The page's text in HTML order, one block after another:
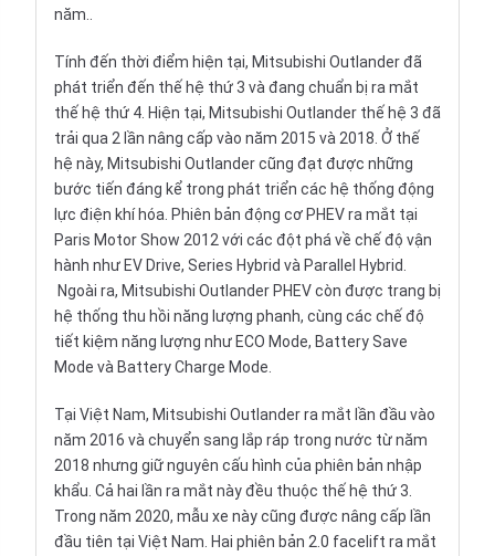
năm..
Tính đến thời điểm hiện tại, Mitsubishi Outlanderđã
phát triển đến thế hệ thứ 3 và đang chuẩn bị ra mắt
thế hệ thứ 4. Hiện tại, Mitsubishi Outlander thế hệ 3 đã
trải qua 2 lần nâng cấp vào năm 2015 và 2018. Ở thế
hệ này, Mitsubishi Outlander cũng đạt được những
bước tiến đáng kể trong phát triển các hệ thống động
lực điện khí hóa. Phiên bản động cơ PHEV ra mắt tại
Paris Motor Show 2012 với các đột phá về chế độ vận
hành như EV Drive, Series Hybrid và Parallel Hybrid.
Ngoài ra, Mitsubishi Outlander PHEV còn được trang bị
hệ thống thu hồi năng lượng phanh, cùng các chế độ
tiết kiệm năng lượng như ECO Mode, Battery Save
Mode và Battery Charge Mode.
Tại Việt Nam, Mitsubishi Outlander ra mắt lần đầu vào
năm 2016 và chuyển sang lắp ráp trong nước từ năm
2018 nhưng giữ nguyên cấu hình của phiên bản nhập
khẩu. Cả hai lần ra mắt này đều thuộc thế hệ thứ 3.
Trong năm 2020, mẫu xe này cũng được nâng cấp lần
đầu tiên tại Việt Nam. Hai phiên bản 2.0 facelift ra mắt